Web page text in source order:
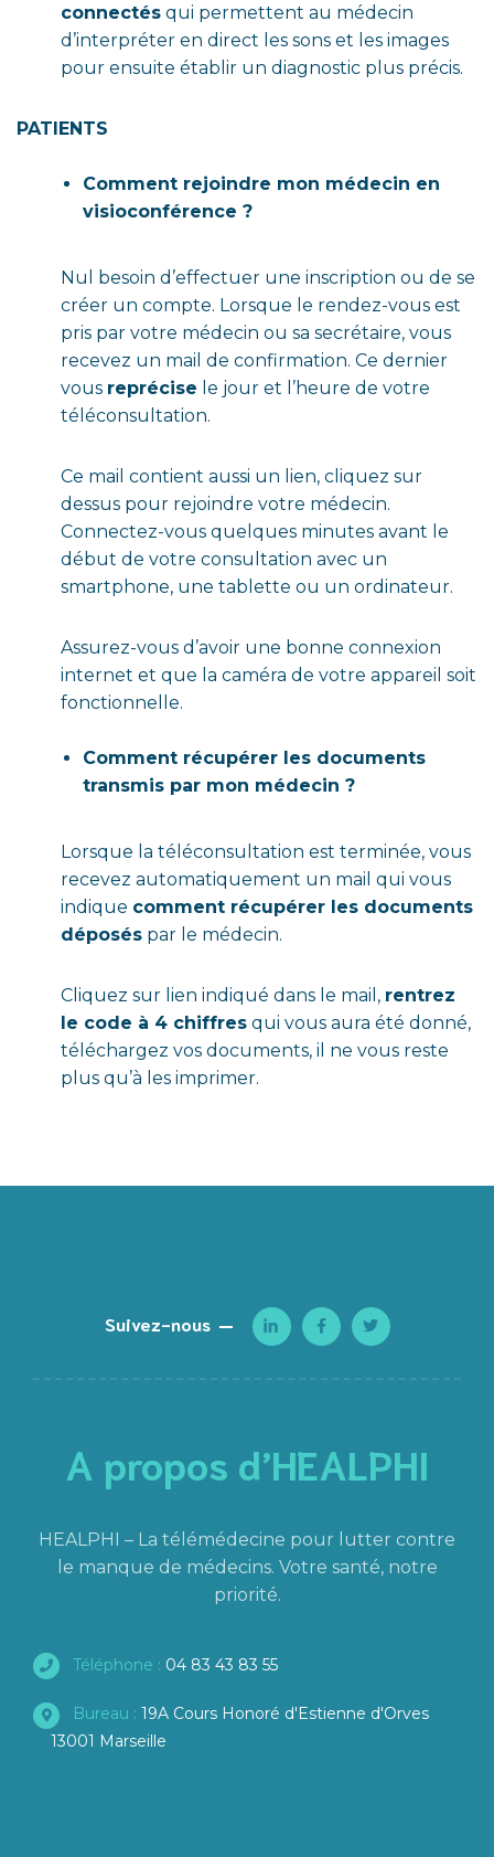
connectés qui permettent au médecin
d’interpréter en direct les sons et les images
pour ensuite établir un diagnostic plus précis.
PATIENTS
Comment rejoindre mon médecin en
visioconférence ?
Nul besoin d’effectuer une inscription ou de se
créer un compte. Lorsque le rendez-vous est
pris par votre médecin ou sa secrétaire, vous
recevez un mail de confirmation. Ce dernier
vous reprécise le jour et l’heure de votre
téléconsultation.
Ce mail contient aussi un lien, cliquez sur
dessus pour rejoindre votre médecin.
Connectez-vous quelques minutes avant le
début de votre consultation avec un
smartphone, une tablette ou un ordinateur.
Assurez-vous d’avoir une bonne connexion
internet et que la caméra de votre appareil soit
fonctionnelle.
Comment récupérer les documents
transmis par mon médecin ?
Lorsque la téléconsultation est terminée, vous
recevez automatiquement un mail qui vous
indique comment récupérer les documents
déposés par le médecin.
Cliquez sur lien indiqué dans le mail, rentrez
le code à 4 chiffres qui vous aura été donné,
téléchargez vos documents, il ne vous reste
plus qu’à les imprimer.
Suivez-nous
A propos d’HEALPHI
HEALPHI – La télémédecine pour lutter contre
le manque de médecins. Votre santé, notre
priorité.
Téléphone : 04 83 43 83 55
Bureau : 19A Cours Honoré d'Estienne d'Orves
13001 Marseille